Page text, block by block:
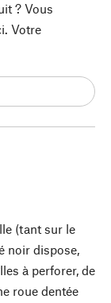
(tant sur le
noir dispose,
à perforer, de
roue dentée
? Vous
Votre